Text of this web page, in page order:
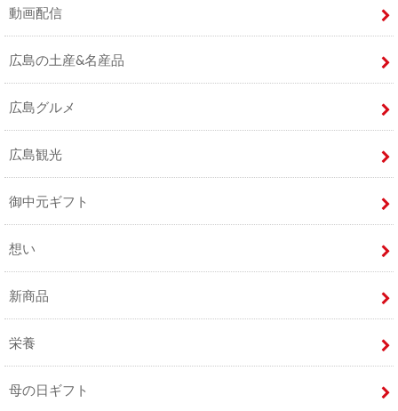
動画配信
広島の土産&名産品
広島グルメ
広島観光
御中元ギフト
想い
新商品
栄養
母の日ギフト